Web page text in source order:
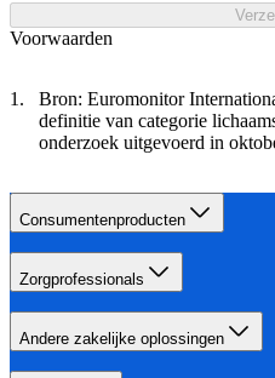
Voorwaarden
Bron: Euromonitor
definitie van categorie
onderzoek uitgevoerd in
Consumentenproducten
Zorgprofessionals
Andere zakelijke oplossingen